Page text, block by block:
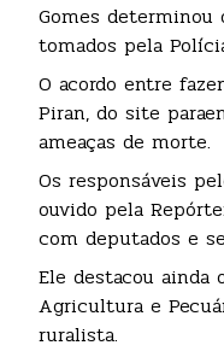
Gomes determinou
tomados pela
O acordo entre
Piran, do site
ameaças de morte.
Os responsáveis
ouvido pela
com deputados e
Ele destacou ainda
Agricultura e
ruralista.